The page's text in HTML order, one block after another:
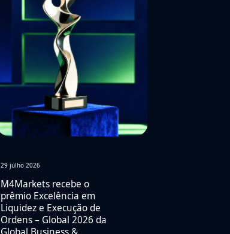
29 julho 2026
M4Markets recebe o
prêmio Excelência em
Liquidez e Execução de
Ordens – Global 2026 da